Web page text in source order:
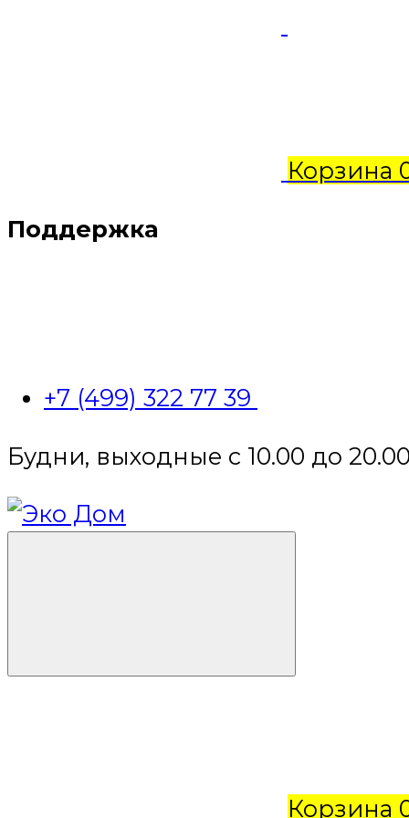
Корзина
Поддержка
+7 (499) 322 77 39
Будни, выходные с 10.00 до 20.00
Корзина